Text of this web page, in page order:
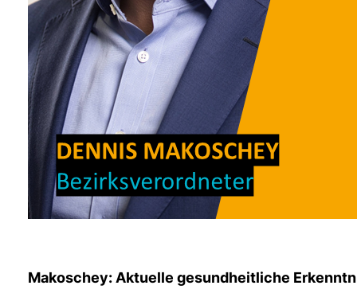
Makoschey: Aktuelle gesundheitliche